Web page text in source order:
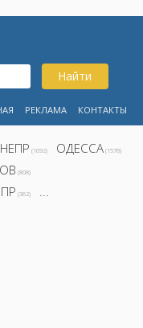
Найти
РЕКЛАМА КОНТАКТЫ
(1692) ОДЕССА (1578)
(808)
(362) ...